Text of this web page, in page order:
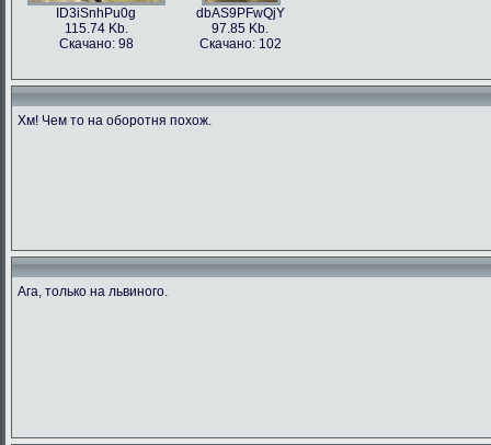
ID3iSnhPu0g
115.74 Kb.
Скачано: 98
dbAS9PFwQjY
97.85 Kb.
Скачано: 102
Хм! Чем то на оборотня похож.
Ага, только на львиного.